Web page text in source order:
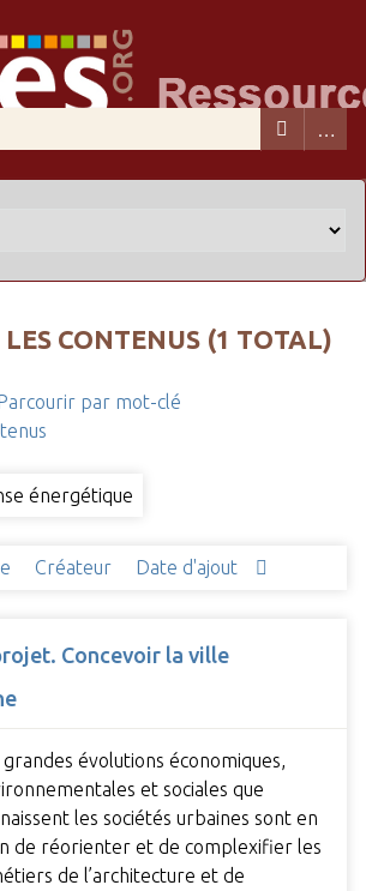
CONTENUS (1 TOTAL)
Parcourir par mot-clé
énergétique
Créateur Date d'ajout
Concevoir la ville
grandes évolutions économiques,
et sociales que
les sociétés urbaines sont en
de réorienter et de complexifier les
de l’architecture et de